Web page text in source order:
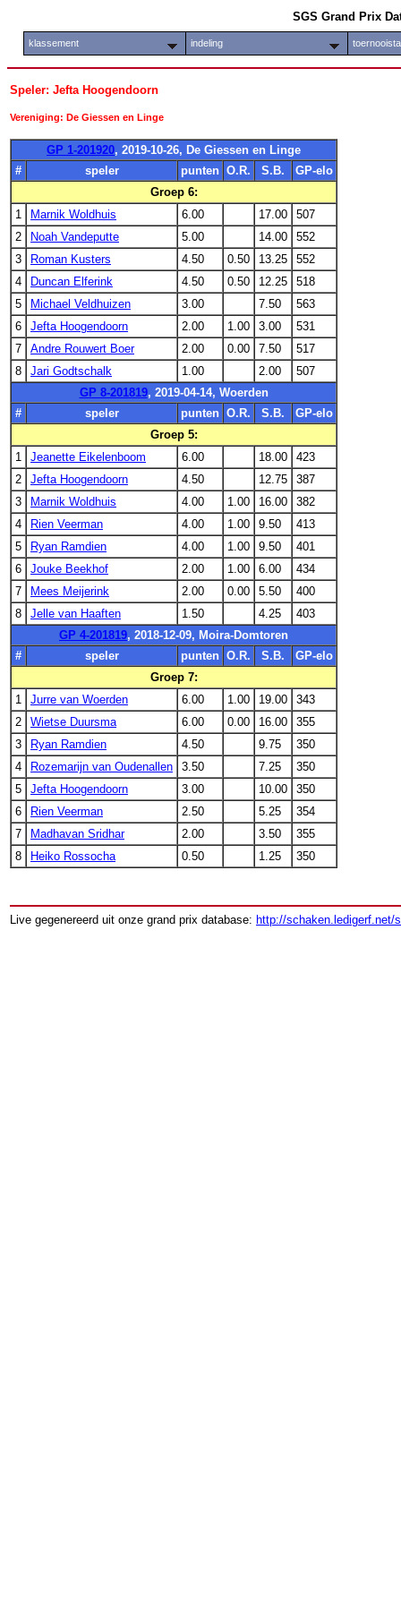
SGS Grand Prix
klassement indeling
Speler: Jefta Hoogendoorn
Vereniging: De Giessen en Linge
GP 1-201920, 2019-10-26, De Giessen en Linge
#
speler punten O.R. S.B.
GP-elo
Groep 6:
1
Marnik Woldhuis 6.00 17.00
507
2
Noah Vandeputte 5.00 14.00
552
3
Roman Kusters 4.50 0.50 13.25
552
4
Duncan Elferink 4.50 0.50 12.25
518
5
Michael Veldhuizen 3.00 7.50
563
6
Jefta Hoogendoorn 2.00 1.00 3.00
531
7
Andre Rouwert Boer 2.00 0.00 7.50
517
8
Jari Godtschalk 1.00 2.00
507
GP 8-201819, 2019-04-14, Woerden
#
speler punten O.R. S.B.
GP-elo
Groep 5:
1
Jeanette Eikelenboom 6.00 18.00
423
2
Jefta Hoogendoorn 4.50 12.75
387
3
Marnik Woldhuis 4.00 1.00 16.00
382
4
Rien Veerman 4.00 1.00 9.50
413
5
Ryan Ramdien 4.00 1.00 9.50
401
6
Jouke Beekhof 2.00 1.00 6.00
434
7
Mees Meijerink 2.00 0.00 5.50
400
8
Jelle van Haaften 1.50 4.25
403
GP 4-201819, 2018-12-09, Moira-Domtoren
#
speler punten O.R. S.B.
GP-elo
Groep 7:
1
Jurre van Woerden 6.00 1.00 19.00
343
2
Wietse Duursma 6.00 0.00 16.00
355
3
Ryan Ramdien 4.50 9.75
350
4
Rozemarijn van Oudenallen 3.50 7.25
350
5
Jefta Hoogendoorn 3.00 10.00
350
6
Rien Veerman 2.50 5.25
354
7
Madhavan Sridhar 2.00 3.50
355
8
Heiko Rossocha 0.50 1.25 350
Live gegenereerd uit onze grand prix database: http://schaken.ledigerf.net/